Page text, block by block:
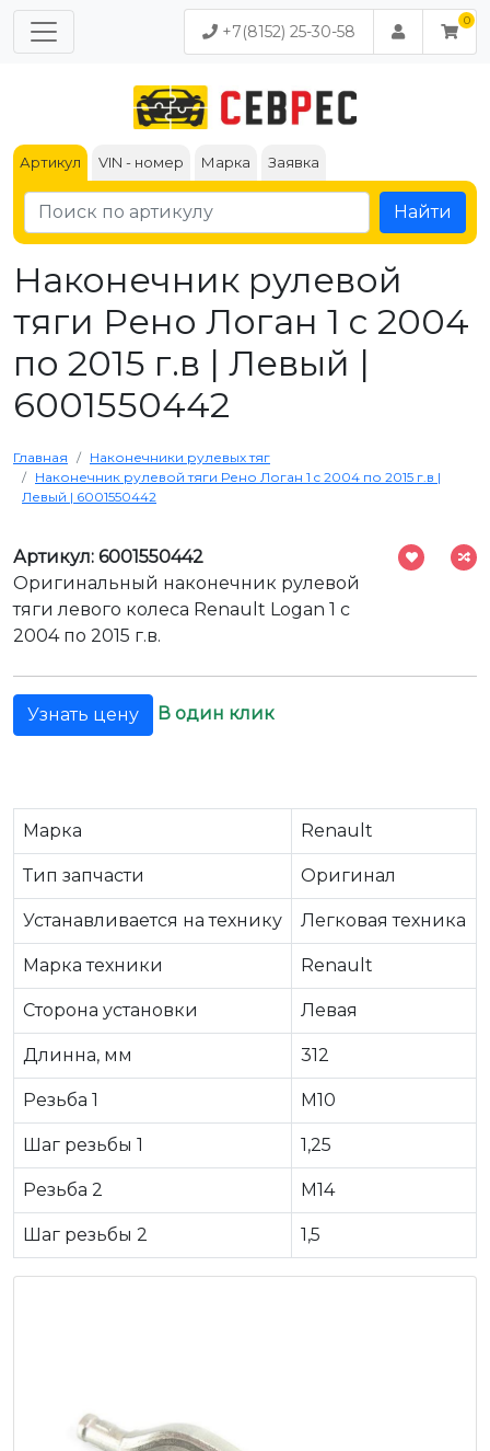
+7(8152) 25-30-58
Артикул VIN - номер Марка Заявка
Найти
Наконечник рулевой
тяги Рено Логан 1 c 2004
по 2015 г.в | Левый |
6001550442
Главная
Наконечники рулевых тяг
Наконечник рулевой тяги Рено Логан 1 c 2004 по 2015 г.в |
Левый | 6001550442
Артикул: 6001550442
Оригинальный наконечник рулевой
тяги левого колеса Renault Logan 1 с
2004 по 2015 г.в.
Узнать цену В один клик
Марка Renault
Тип запчасти Оригинал
Устанавливается на технику Легковая техника
Марка техники Renault
Сторона установки Левая
Длинна, мм 312
Резьба 1 M10
Шаг резьбы 1 1,25
Резьба 2 M14
Шаг резьбы 2 1,5